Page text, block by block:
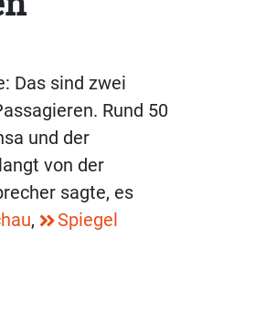
Das sind zwei
Rund 50
und der
von der
sagte, es
, Spiegel